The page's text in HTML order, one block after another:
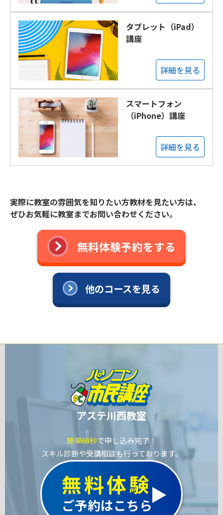
タブレット（iPad）
講座
詳細を見る
スマートフォン
（iPhone）講座
詳細を見る
実際に教室の雰囲気を知りたい方教材を見たい方は、
ぜひお気軽に教室までお問い合わせください。
無料体験予約をする
他のコースを見る
アステ川西教室
簡単60秒で申し込み完了！
スキル診断や受講相談も行っております。
無料体験
ご予約はこちら